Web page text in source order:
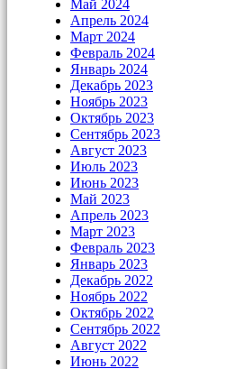
Май 2024
Апрель 2024
Март 2024
Февраль 2024
Январь 2024
Декабрь 2023
Ноябрь 2023
Октябрь 2023
Сентябрь 2023
Август 2023
Июль 2023
Июнь 2023
Май 2023
Апрель 2023
Март 2023
Февраль 2023
Январь 2023
Декабрь 2022
Ноябрь 2022
Октябрь 2022
Сентябрь 2022
Август 2022
Июнь 2022